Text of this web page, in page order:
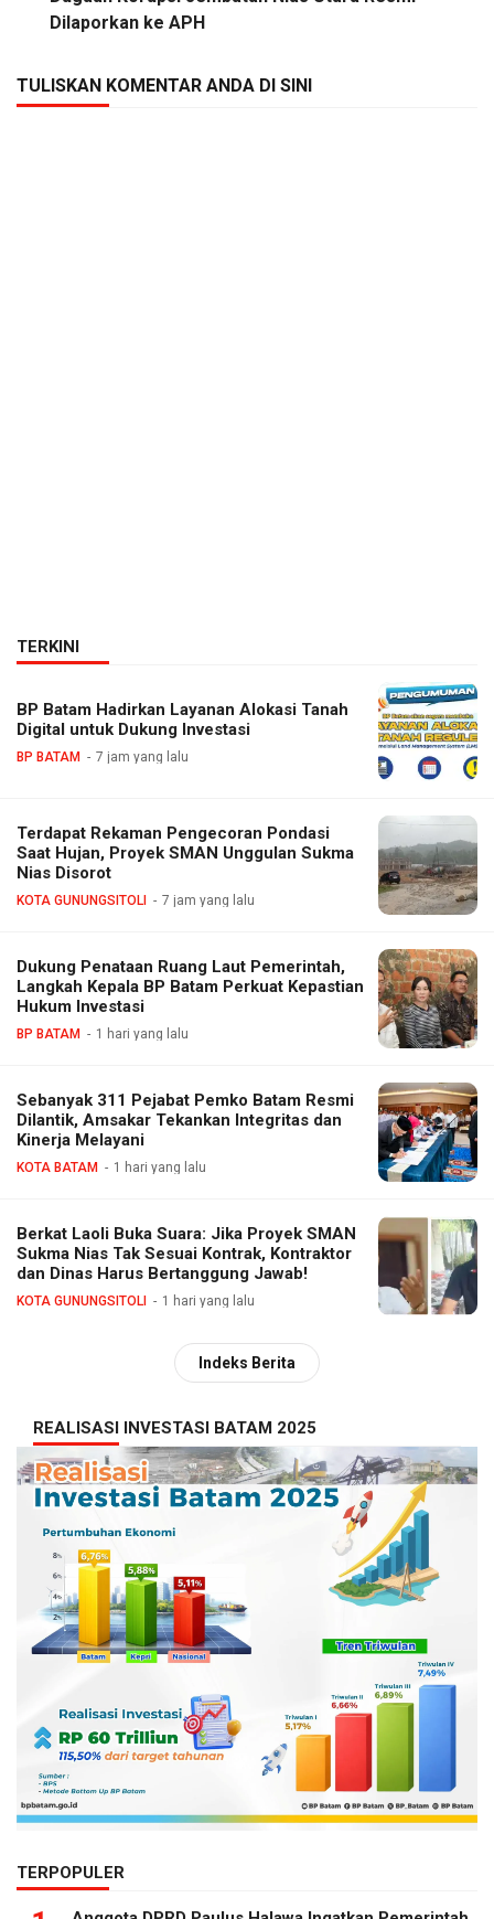
Dilaporkan ke APH
TULISKAN KOMENTAR ANDA DI SINI
TERKINI
BP Batam Hadirkan Layanan Alokasi Tanah
Digital untuk Dukung Investasi
BP BATAM 7 jam yang lalu
Terdapat Rekaman Pengecoran Pondasi
Saat Hujan, Proyek SMAN Unggulan Sukma
Nias Disorot
KOTA GUNUNGSITOLI 7 jam yang lalu
Dukung Penataan Ruang Laut Pemerintah,
Langkah Kepala BP Batam Perkuat Kepastian
Hukum Investasi
BP BATAM 1 hari yang lalu
Sebanyak 311 Pejabat Pemko Batam Resmi
Dilantik, Amsakar Tekankan Integritas dan
Kinerja Melayani
KOTA BATAM 1 hari yang lalu
Berkat Laoli Buka Suara: Jika Proyek SMAN
Sukma Nias Tak Sesuai Kontrak, Kontraktor
dan Dinas Harus Bertanggung Jawab!
KOTA GUNUNGSITOLI 1 hari yang lalu
Indeks Berita
REALISASI INVESTASI BATAM 2025
TERPOPULER